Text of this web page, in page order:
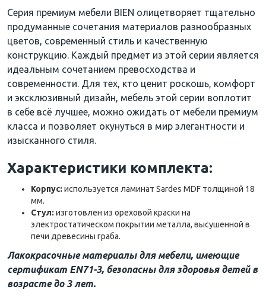
Серия премиум мебели BIEN олицетворяет тщательно
продуманные сочетания материалов разнообразных
цветов, современный стиль и качественную
конструкцию. Каждый предмет из этой серии является
идеальным сочетанием превосходства и
современности. Для тех, кто ценит роскошь, комфорт
и эксклюзивный дизайн, мебель этой серии воплотит
в себе всё лучшее, можно ожидать от мебели премиум
класса и позволяет окунуться в мир элегантности и
изысканного стиля.
Характеристики комплекта:
Корпус: используется ламинат Sardes MDF толщиной 18
мм.
Стул: изготовлен из ореховой краски на
электростатическом покрытии металла, высушенной в
печи древесины граба.
Лакокрасочные материалы для мебели, имеющие
сертификат EN71-3, безопасны для здоровья детей в
возрасте до 3 лет.